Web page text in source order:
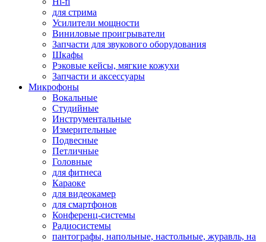
для стрима
Усилители мощности
Виниловые проигрыватели
Запчасти для звукового оборудования
Шкафы
Рэковые кейсы, мягкие кожухи
Запчасти и аксессуары
Микрофоны
Вокальные
Студийные
Инструментальные
Измерительные
Подвесные
Петличные
Головные
для фитнеса
Караоке
для видеокамер
для смартфонов
Конференц-системы
Радиосистемы
пантографы, напольные, настольные, журавль, на